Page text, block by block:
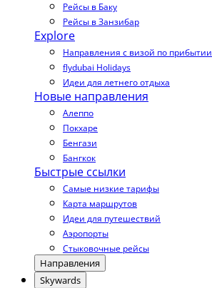
Рейсы в Баку
Рейсы в Занзибар
Explore
Направления с визой по прибытии
flydubai Holidays
Идеи для летнего отдыха
Новые направления
Алеппо
Покхаре
Бенгази
Бангкок
Быстрые ссылки
Самые низкие тарифы
Карта маршрутов
Идеи для путешествий
Аэропорты
Стыковочные рейсы
Направления
Skywards